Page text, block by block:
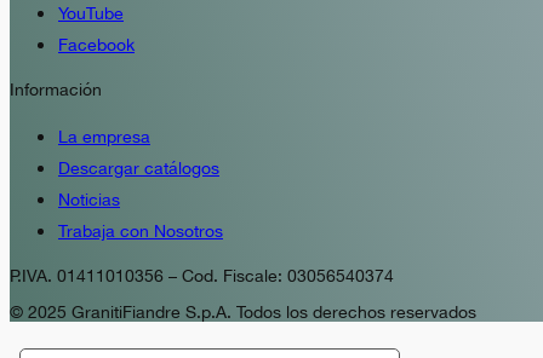
YouTube
Facebook
Información
La empresa
Descargar catálogos
Noticias
Trabaja con Nosotros
P.IVA. 01411010356 – Cod. Fiscale: 03056540374
© 2025 GranitiFiandre S.p.A. Todos los derechos reservados